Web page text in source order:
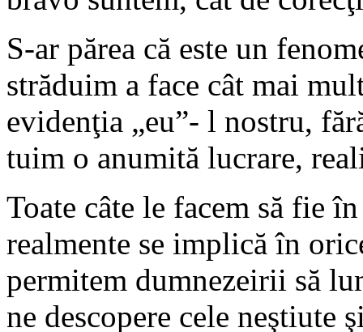
S-ar părea că este un
străduim a face cât mai
evidenţia „eu”- l nostru,
tuim o anumită lucrare,
Toate câte le facem să fie
realmente se implică în
permitem dumnezeirii să
ne descopere cele neştiute